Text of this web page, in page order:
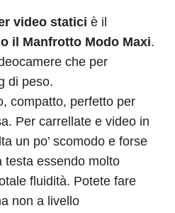
video statici è il
il Manfrotto Modo Maxi.
che per
di peso.
compatto, perfetto per
Per carrellate e video in
un po’ scomodo e forse
testa essendo molto
fluidità. Potete fare
non a livello